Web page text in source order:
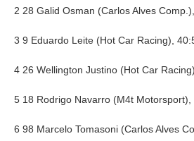
2 28 Galid Osman (Carlos Alves
3 9 Eduardo Leite (Hot Car Racing),
4 26 Wellington Justino (Hot Car
5 18 Rodrigo Navarro (M4t Motorsport),
6 98 Marcelo Tomasoni (Carlos Alves